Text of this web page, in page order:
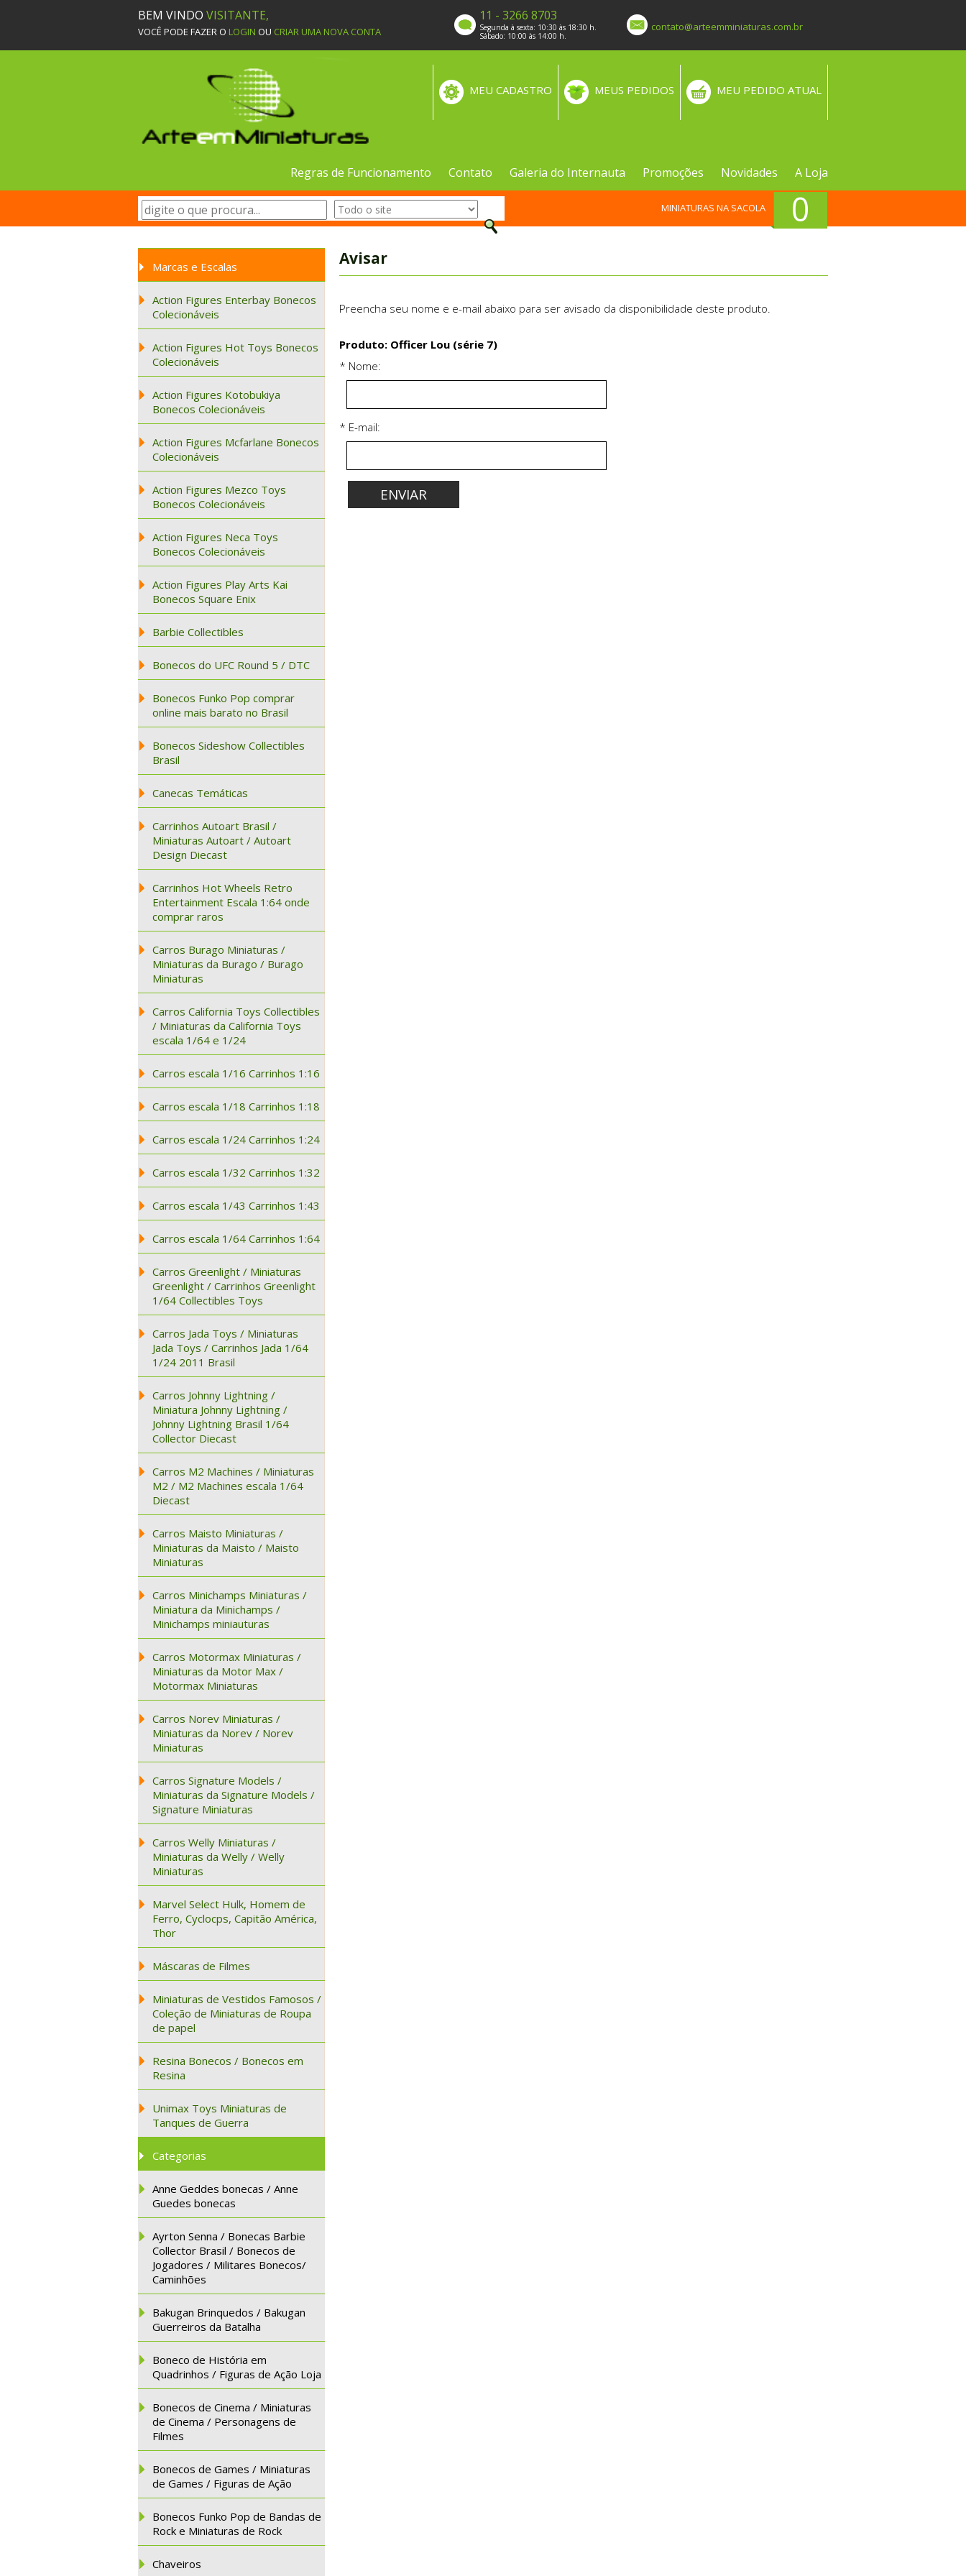
BEM VINDO VISITANTE,
VOCÊ PODE FAZER O LOGIN OU CRIAR UMA NOVA CONTA
11 - 3266 8703
Segunda à sexta: 10:30 às 18:30 h.
Sábado: 10:00 às 14:00 h.
contato@arteemminiaturas.com.br
MEU PEDIDO ATUAL
MEUS PEDIDOS
MEU CADASTRO
Regras de Funcionamento Contato Galeria do Internauta Promoções Novidades A Loja
0
MINIATURAS NA SACOLA
Marcas e Escalas
Action Figures Enterbay Bonecos
Colecionáveis
Action Figures Hot Toys Bonecos
Colecionáveis
Action Figures Kotobukiya
Bonecos Colecionáveis
Action Figures Mcfarlane Bonecos
Colecionáveis
Action Figures Mezco Toys
Bonecos Colecionáveis
Action Figures Neca Toys
Bonecos Colecionáveis
Action Figures Play Arts Kai
Bonecos Square Enix
Barbie Collectibles
Bonecos do UFC Round 5 / DTC
Bonecos Funko Pop comprar
online mais barato no Brasil
Bonecos Sideshow Collectibles
Brasil
Canecas Temáticas
Carrinhos Autoart Brasil /
Miniaturas Autoart / Autoart
Design Diecast
Carrinhos Hot Wheels Retro
Entertainment Escala 1:64 onde
comprar raros
Carros Burago Miniaturas /
Miniaturas da Burago / Burago
Miniaturas
Carros California Toys Collectibles
/ Miniaturas da California Toys
escala 1/64 e 1/24
Carros escala 1/16 Carrinhos 1:16
Carros escala 1/18 Carrinhos 1:18
Carros escala 1/24 Carrinhos 1:24
Carros escala 1/32 Carrinhos 1:32
Carros escala 1/43 Carrinhos 1:43
Carros escala 1/64 Carrinhos 1:64
Carros Greenlight / Miniaturas
Greenlight / Carrinhos Greenlight
1/64 Collectibles Toys
Carros Jada Toys / Miniaturas
Jada Toys / Carrinhos Jada 1/64
1/24 2011 Brasil
Carros Johnny Lightning /
Miniatura Johnny Lightning /
Johnny Lightning Brasil 1/64
Collector Diecast
Carros M2 Machines / Miniaturas
M2 / M2 Machines escala 1/64
Diecast
Carros Maisto Miniaturas /
Miniaturas da Maisto / Maisto
Miniaturas
Carros Minichamps Miniaturas /
Miniatura da Minichamps /
Minichamps miniauturas
Carros Motormax Miniaturas /
Miniaturas da Motor Max /
Motormax Miniaturas
Carros Norev Miniaturas /
Miniaturas da Norev / Norev
Miniaturas
Carros Signature Models /
Miniaturas da Signature Models /
Signature Miniaturas
Carros Welly Miniaturas /
Miniaturas da Welly / Welly
Miniaturas
Marvel Select Hulk, Homem de
Ferro, Cyclocps, Capitão América,
Thor
Máscaras de Filmes
Miniaturas de Vestidos Famosos /
Coleção de Miniaturas de Roupa
de papel
Resina Bonecos / Bonecos em
Resina
Unimax Toys Miniaturas de
Tanques de Guerra
Categorias
Anne Geddes bonecas / Anne
Guedes bonecas
Ayrton Senna / Bonecas Barbie
Collector Brasil / Bonecos de
Jogadores / Militares Bonecos/
Caminhões
Bakugan Brinquedos / Bakugan
Guerreiros da Batalha
Boneco de História em
Quadrinhos / Figuras de Ação Loja
Bonecos de Cinema / Miniaturas
de Cinema / Personagens de
Filmes
Bonecos de Games / Miniaturas
de Games / Figuras de Ação
Bonecos Funko Pop de Bandas de
Rock e Miniaturas de Rock
Chaveiros
Avisar
Preencha seu nome e e-mail abaixo para ser avisado da disponibilidade deste produto.
Produto: Officer Lou (série 7)
* Nome:
* E-mail: